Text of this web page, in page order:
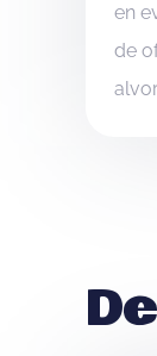
en
de